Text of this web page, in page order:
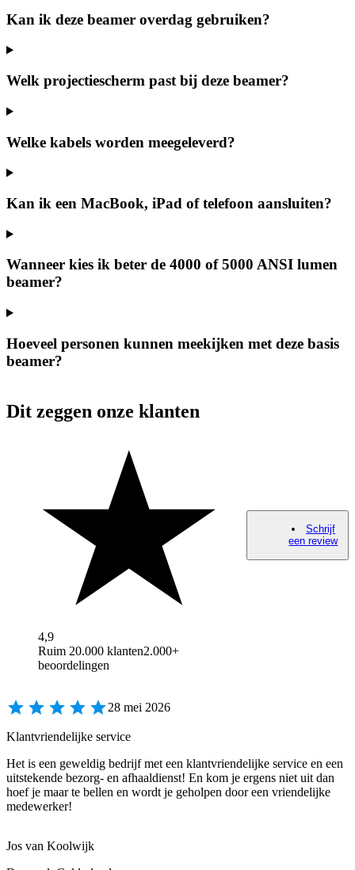
Kan ik deze beamer overdag gebruiken?
Welk projectiescherm past bij deze beamer?
Welke kabels worden meegeleverd?
Kan ik een MacBook, iPad of telefoon aansluiten?
Wanneer kies ik beter de 4000 of 5000 ANSI lumen
beamer?
Hoeveel personen kunnen meekijken met deze basis
beamer?
Dit zeggen onze klanten
4,9
Ruim 20.000 klanten2.000+
beoordelingen
Schrijf
een review
28 mei 2026
Klantvriendelijke service
Het is een geweldig bedrijf met een klantvriendelijke service en een
uitstekende bezorg- en afhaaldienst! En kom je ergens niet uit dan
hoef je maar te bellen en wordt je geholpen door een vriendelijke
medewerker!
Jos van Koolwijk